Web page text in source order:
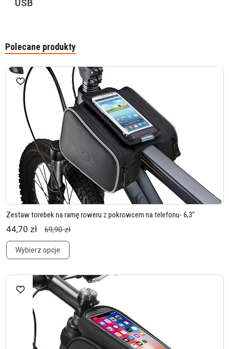
USB
Polecane produkty
Zestaw torebek na ramę roweru z pokrowcem na telefonu- 6,3"
44,70 zł 69,90 zł
Wybierz opcje